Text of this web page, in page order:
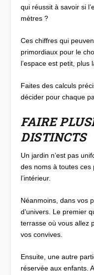
qui réussit à savoir si
mètres ?
Ces chiffres qui
primordiaux pour le
l’espace est petit, plus
Faites des calculs
décider pour chaque
FAIRE
DISTINCTS
Un jardin n’est pas
des noms à toutes
l’intérieur.
Néanmoins, dans vos
d’univers. Le premier
terrasse où vous allez
vos convives.
Ensuite, une autre
réservée aux enfants.